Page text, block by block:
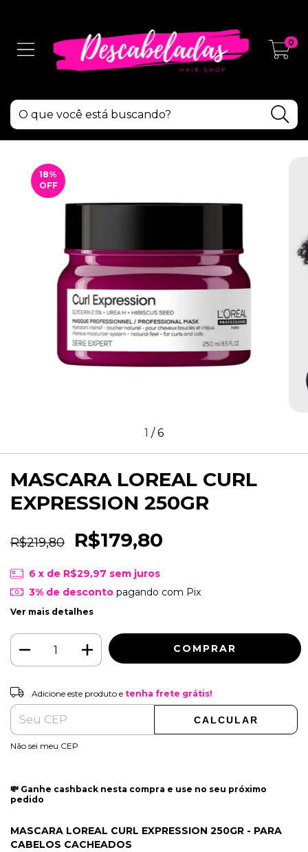
0
18%
OFF
1 /6
MASCARA LOREAL CURL
EXPRESSION 250GR
R$219,80 R$179,80
6 x de R$29,97 sem juros
3% de descontopagando com Pix
Ver mais detalhes
Adicione este produto etenha frete grátis!
Entregas para o CEP: ALTERAR CEP
Adicione este produto e tenha frete grátis!
CALCULAR
Não sei meu CEP
💸 Ganhe cashback nesta compra e use no seu próximo
pedido
MASCARA LOREAL CURL EXPRESSION 250GR - PARA
CABELOS CACHEADOS